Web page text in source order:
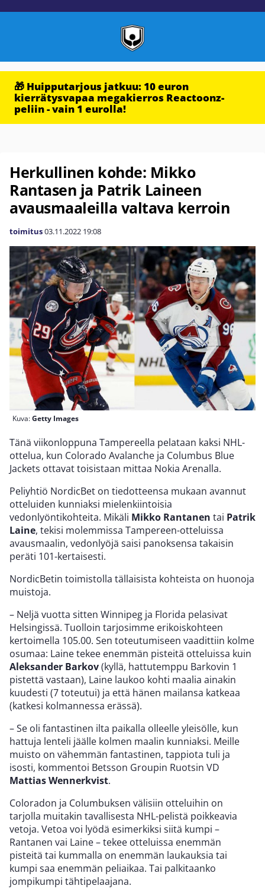
🎁 Huipputarjous jatkuu: 10 euron
kierrätysvapaa megakierros Reactoonz-
peliin - vain 1 eurolla!
Herkullinen kohde: Mikko
Rantasen ja Patrik Laineen
avausmaaleilla valtava kerroin
toimitus03.11.2022 19:08
Kuva:Getty Images
Tänä viikonloppuna Tampereella pelataan kaksi NHL-
ottelua, kun Colorado Avalanche ja Columbus Blue
Jackets ottavat toisistaan mittaa Nokia Arenalla.
Peliyhtiö NordicBet on tiedotteensa mukaan avannut
otteluiden kunniaksi mielenkiintoisia
vedonlyöntikohteita. Mikäli Mikko Rantanen tai Patrik
Laine, tekisi molemmissa Tampereen-otteluissa
avausmaalin, vedonlyöjä saisi panoksensa takaisin
peräti 101-kertaisesti.
NordicBetin toimistolla tällaisista kohteista on huonoja
muistoja.
– Neljä vuotta sitten Winnipeg ja Florida pelasivat
Helsingissä. Tuolloin tarjosimme erikoiskohteen
kertoimella 105.00. Sen toteutumiseen vaadittiin kolme
osumaa: Laine tekee enemmän pisteitä otteluissa kuin
Aleksander Barkov(kyllä, hattutemppu Barkovin 1
pistettä vastaan), Laine laukoo kohti maalia ainakin
kuudesti (7 toteutui) ja että hänen mailansa katkeaa
(katkesi kolmannessa erässä).
– Se oli fantastinen ilta paikalla olleelle yleisölle, kun
hattuja lenteli jäälle kolmen maalin kunniaksi. Meille
muisto on vähemmän fantastinen, tappiota tuli ja
isosti, kommentoi Betsson Groupin Ruotsin VD
Mattias Wennerkvist.
Coloradon ja Columbuksen välisiin otteluihin on
tarjolla muitakin tavallisesta NHL-pelistä poikkeavia
vetoja. Vetoa voi lyödä esimerkiksi siitä kumpi –
Rantanen vai Laine – tekee otteluissa enemmän
pisteitä tai kummalla on enemmän laukauksia tai
kumpi saa enemmän peliaikaa. Tai palkitaanko
jompikumpi tähtipelaajana.